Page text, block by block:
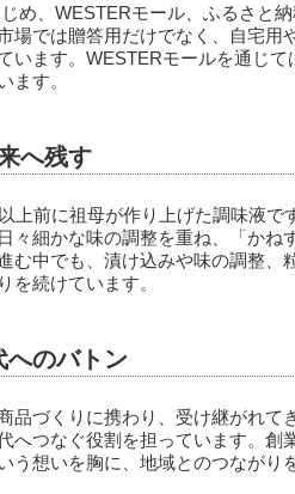
め、WESTERモール、ふるさと
場では贈答用だけでなく、自宅用
います。WESTERモールを通じ
ます。
へ残す
上前に祖母が作り上げた調味液で
々細かな味の調整を重ね、「かね
む中でも、漬け込みや味の調整、
を続けています。
へのバトン
品づくりに携わり、受け継がれて
へつなぐ役割を担っています。創
う想いを胸に、地域とのつながり